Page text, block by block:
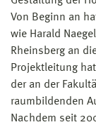
Von Beginn an
wie Harald
Rheinsberg an
Projektleitung
der an der
raumbildenden
Nachdem seit